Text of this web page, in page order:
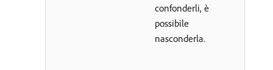
confonderli, è
possibile
nasconderla.